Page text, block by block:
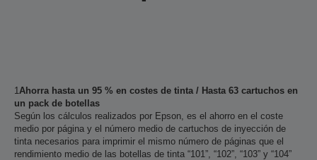
1Ahorra hasta un 95 % en costes de tinta / Hasta 63 cartuchos en
un pack de botellas
Según los cálculos realizados por Epson, es el ahorro en el coste
medio por página y el número medio de cartuchos de inyección de
tinta necesarios para imprimir el mismo número de páginas que el
rendimiento medio de las botellas de tinta “101”, “102”, “103” y “104”